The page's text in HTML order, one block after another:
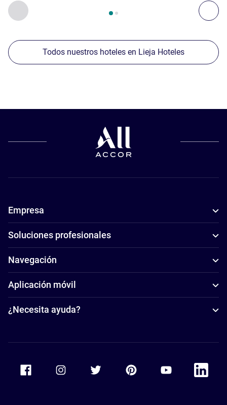
Anterior - Nuestros establecimientos cercanos
Página , Nuestros establecimientos cercanos 1 :,
Todos nuestros hoteles en Lieja Hoteles
Empresa
Soluciones profesionales
Navegación
Aplicación móvil
¿Necesita ayuda?
Accor Youtube
Accor